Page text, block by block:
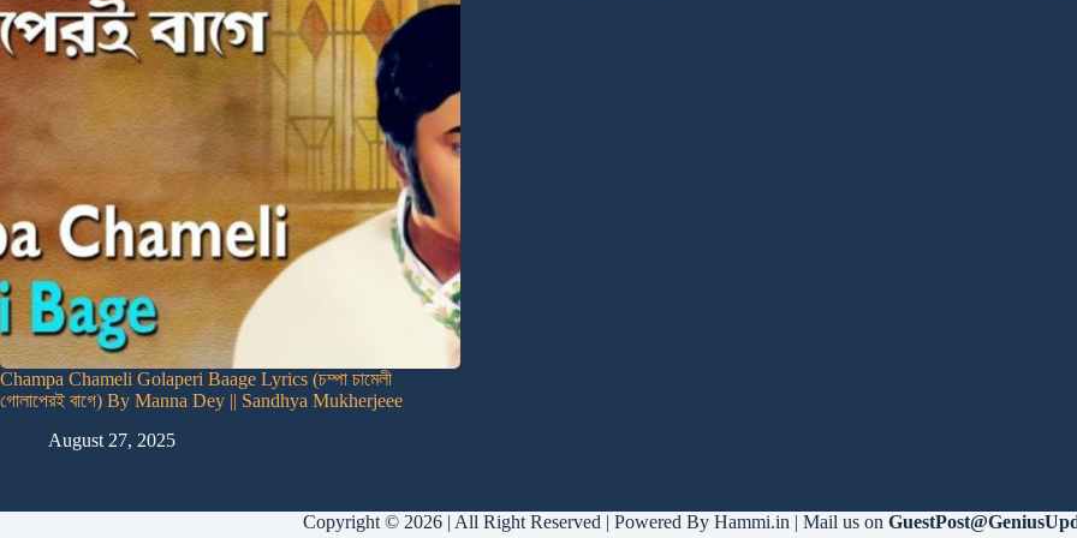
Champa Chameli Golaperi Baage Lyrics (চম্পা চামেলী
গোলাপেরই বাগে) By Manna Dey || Sandhya Mukherjeee
August 27, 2025
Copyright © 2026 | All Right Reserved | Powered By Hammi.in | Mail us on